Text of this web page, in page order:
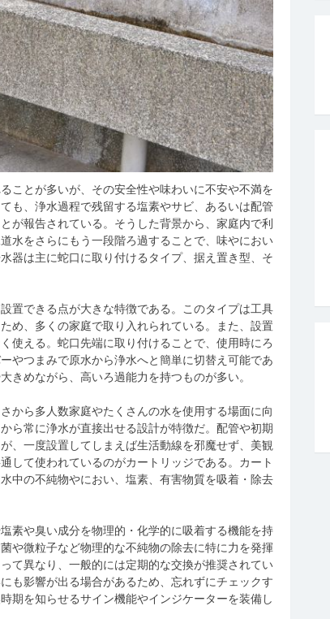
ことが多いが、その安全性や味わいに不安や不満を
も、浄水過程で残留する塩素やサビ、あるいは配管
が報告されている。そうした背景から、家庭内で利
水をさらにもう一段階ろ過することで、味やにおい
器は主に蛇口に取り付けるタイプ、据え置き型、そ
置できる点が大きな特徴である。このタイプは工具
め、多くの家庭で取り入れられている。また、設置
使える。蛇口先端に取り付けることで、使用時にろ
やつまみで原水から浄水へと簡単に切替え可能であ
きめながら、高いろ過能力を持つものが多い。
から多人数家庭やたくさんの水を使用する場面に向
ら常に浄水が直接出せる設計が特徴だ。配管や初期
、一度設置してしまえば生活動線を邪魔せず、美観
して使われているのがカートリッジである。カート
中の不純物やにおい、塩素、有害物質を吸着・除去
素や臭い成分を物理的・化学的に吸着する機能を持
や微粒子など物理的な不純物の除去に特に力を発揮
て異なり、一般的には定期的な交換が推奨されてい
も影響が出る場合があるため、忘れずにチェックす
期を知らせるサイン機能やインジケーターを装備し